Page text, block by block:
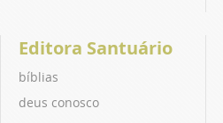
Editora Santuário
bíblias
deus conosco